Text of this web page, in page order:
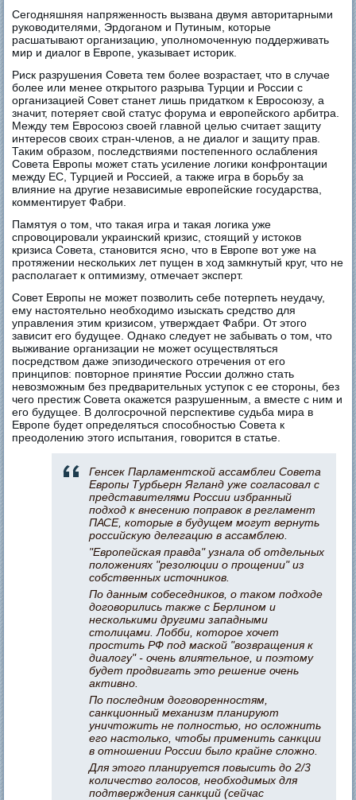
Сегодняшняя напряженность вызвана двумя авторитарными
руководителями, Эрдоганом и Путиным, которые
расшатывают организацию, уполномоченную поддерживать
мир и диалог в Европе, указывает историк.
Риск разрушения Совета тем более возрастает, что в случае
более или менее открытого разрыва Турции и России с
организацией Совет станет лишь придатком к Евросоюзу, а
значит, потеряет свой статус форума и европейского арбитра.
Между тем Евросоюз своей главной целью считает защиту
интересов своих стран-членов, а не диалог и защиту прав.
Таким образом, последствиями постепенного ослабления
Совета Европы может стать усиление логики конфронтации
между ЕС, Турцией и Россией, а также игра в борьбу за
влияние на другие независимые европейские государства,
комментирует Фабри.
Памятуя о том, что такая игра и такая логика уже
спровоцировали украинский кризис, стоящий у истоков
кризиса Совета, становится ясно, что в Европе вот уже на
протяжении нескольких лет пущен в ход замкнутый круг, что не
располагает к оптимизму, отмечает эксперт.
Совет Европы не может позволить себе потерпеть неудачу,
ему настоятельно необходимо изыскать средство для
управления этим кризисом, утверждает Фабри. От этого
зависит его будущее. Однако следует не забывать о том, что
выживание организации не может осуществляться
посредством даже эпизодического отречения от его
принципов: повторное принятие России должно стать
невозможным без предварительных уступок с ее стороны, без
чего престиж Совета окажется разрушенным, а вместе с ним и
его будущее. В долгосрочной перспективе судьба мира в
Европе будет определяться способностью Совета к
преодолению этого испытания, говорится в статье.
Генсек Парламентской ассамблеи Совета
Европы Турбьерн Ягланд уже согласовал с
представителями России избранный
подход к внесению поправок в регламент
ПАСЕ, которые в будущем могут вернуть
российскую делегацию в ассамблею.
"Европейская правда" узнала об отдельных
положениях "резолюции о прощении" из
собственных источников.
По данным собеседников, о таком подходе
договорились также с Берлином и
несколькими другими западными
столицами. Лобби, которое хочет
простить РФ под маской "возвращения к
диалогу" - очень влиятельное, и поэтому
будет продвигать это решение очень
активно.
По последним договоренностям,
санкционный механизм планируют
уничтожить не полностью, но осложнить
его настолько, чтобы применить санкции
в отношении России было крайне сложно.
Для этого планируется повысить до 2/3
количество голосов, необходимых для
подтверждения санкций (сейчас